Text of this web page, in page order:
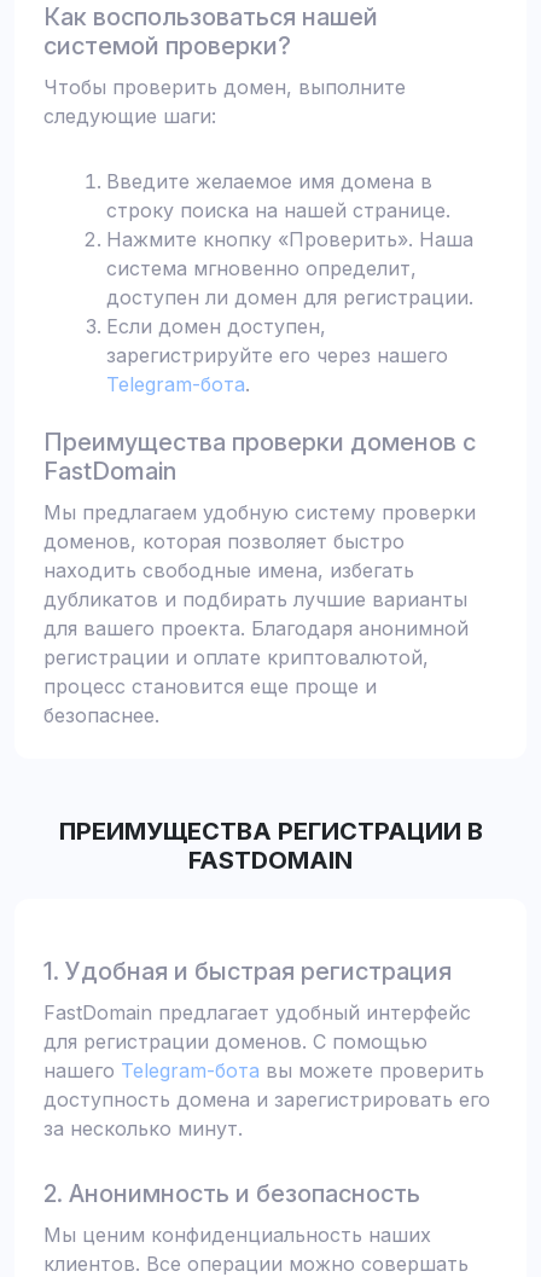
Как воспользоваться нашей
системой проверки?
Чтобы проверить домен, выполните
следующие шаги:
Введите желаемое имя домена в
строку поиска на нашей странице.
Нажмите кнопку «Проверить». Наша
система мгновенно определит,
доступен ли домен для регистрации.
Если домен доступен,
зарегистрируйте его через нашего
Telegram-бота.
Преимущества проверки доменов с
FastDomain
Мы предлагаем удобную систему проверки
доменов, которая позволяет быстро
находить свободные имена, избегать
дубликатов и подбирать лучшие варианты
для вашего проекта. Благодаря анонимной
регистрации и оплате криптовалютой,
процесс становится еще проще и
безопаснее.
ПРЕИМУЩЕСТВА РЕГИСТРАЦИИ В
FASTDOMAIN
1. Удобная и быстрая регистрация
FastDomain предлагает удобный интерфейс
для регистрации доменов. С помощью
нашего Telegram-бота вы можете проверить
доступность домена и зарегистрировать его
за несколько минут.
2. Анонимность и безопасность
Мы ценим конфиденциальность наших
клиентов. Все операции можно совершать